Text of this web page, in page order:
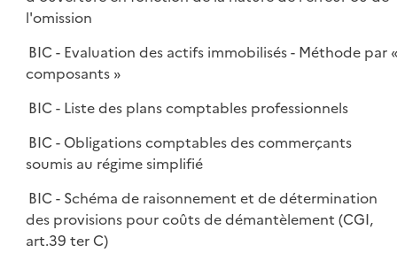
l'omission
BIC - Evaluation des actifs immobilisés - Méthode par
composants »
BIC - Liste des plans comptables professionnels
BIC - Obligations comptables des commerçants
soumis au régime simplifié
BIC - Schéma de raisonnement et de détermination
des provisions pour coûts de démantèlement (CGI,
art.39 ter C)